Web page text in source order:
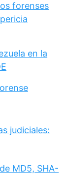
forenses
en la
judiciales:
MD5, SHA-